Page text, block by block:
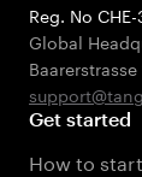
Reg. No
Global
Baarerstrasse
Get started
How to